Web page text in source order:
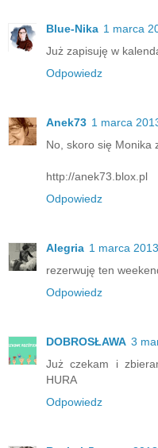
Blue-Nika 1 marca
Już zapisuję w
Odpowiedz
Anek73 1 marca
No, skoro się Monika
http://anek73.blox.pl
Odpowiedz
Alegria 1 marca
rezerwuję ten
Odpowiedz
DOBROSŁAWA 3
Już czekam i
HURA
Odpowiedz